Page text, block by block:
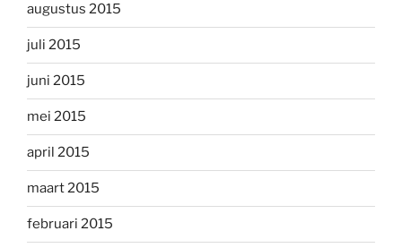
augustus 2015
juli 2015
juni 2015
mei 2015
april 2015
maart 2015
februari 2015